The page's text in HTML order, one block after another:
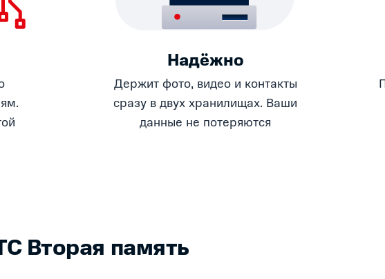
Надёжно
Держит фото, видео и контакты
сразу в двух хранилищах. Ваши
данные не потеряются
Вторая память